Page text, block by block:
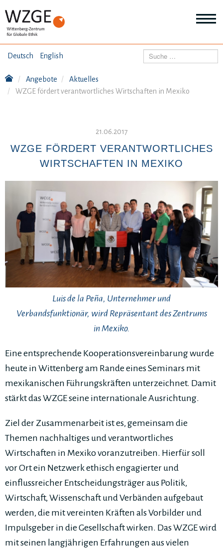
Deutsch English THEMEN
Suchen
Angebote
Aktuelles
WZGE fördert verantwortliches Wirtschaften in Mexiko
21.06.2017
WZGE FÖRDERT VERANTWORTLICHES
WIRTSCHAFTEN IN MEXIKO
Luis de la Peña, Unternehmer und
Verbandsfunktionär, wird Repräsentant des Zentrums
in Mexiko.
Eine entsprechende Kooperationsvereinbarung wurde
heute in Wittenberg am Rande eines Seminars mit
mexikanischen Führungskräften unterzeichnet. Damit
stärkt das WZGE seine internationale Ausrichtung.
Ziel der Zusammenarbeit ist es, gemeinsam die
Themen nachhaltiges und verantwortliches
Wirtschaften in Mexiko voranzutreiben. Hierfür soll
vor Ort ein Netzwerk ethisch engagierter und
einflussreicher Entscheidungsträger aus Politik,
Wirtschaft, Wissenschaft und Verbänden aufgebaut
werden, die mit vereinten Kräften als Vorbilder und
Impulsgeber in die Gesellschaft wirken. Das WZGE wird
mit seinen langjährigen Erfahrungen aus vielen